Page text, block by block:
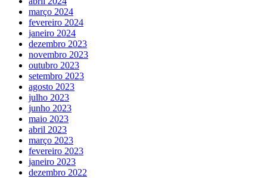
março 2024
fevereiro 2024
janeiro 2024
dezembro 2023
novembro 2023
outubro 2023
setembro 2023
agosto 2023
julho 2023
junho 2023
maio 2023
abril 2023
março 2023
fevereiro 2023
janeiro 2023
dezembro 2022